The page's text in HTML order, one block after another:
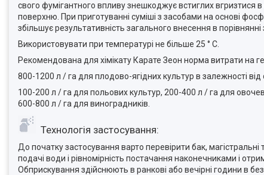
свого фумігантного впливу знешкоджує встиглих вгризтися
поверхню. При приготуванні суміші з засобами на основі
збільшує результативність загального внесення в
Використовувати при температурі не більше 25 ° С.
Рекомендована для хімікату Карате Зеон норма витрати на
800-1200 л / га для плодово-ягідних культур в залежності
100-200 л / га для польових культур, 200-400 л / га для
600-800 л / га для виноградників.
Технологія застосування:
До початку застосування варто перевірити бак,
подачі води і рівномірність постачання наконечниками і
Обприскування здійснюють в ранкові або вечірні години в